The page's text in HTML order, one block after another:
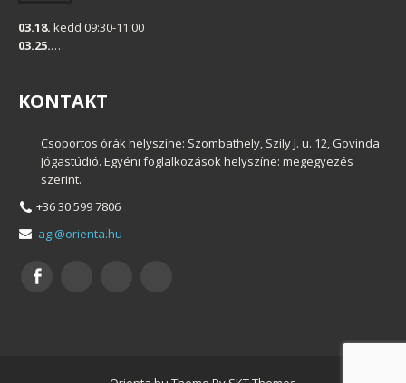
03.18. kedd 09:30-11:00
03.25.…
KONTAKT
Csoportos órák helyszíne: Szombathely, Szily J. u. 12, Govinda
Jógastúdió. Egyéni foglalkozások helyszíne: megegyezés
szerint.
+36 30 599 7806
agi@orienta.hu